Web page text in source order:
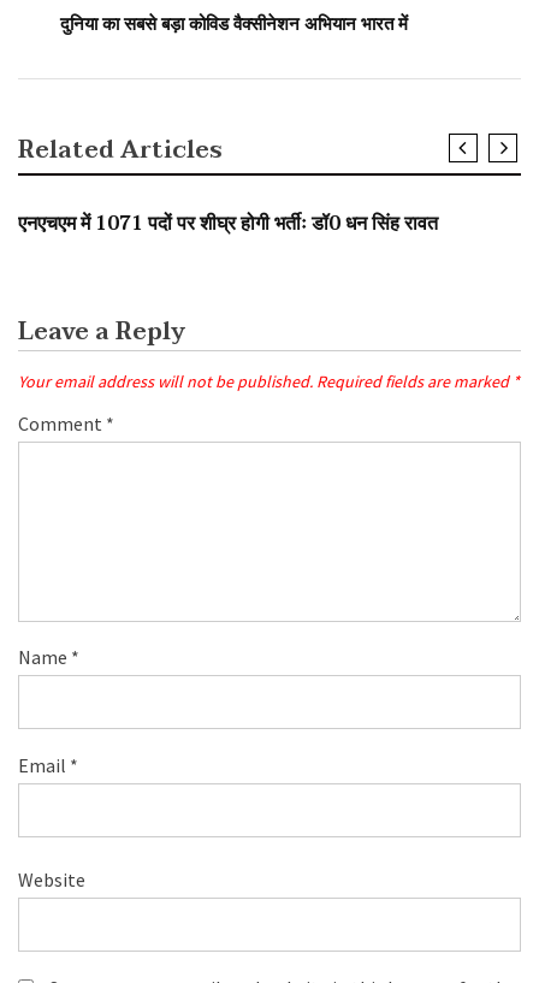
दुनिया का सबसे बड़ा कोविड वैक्सीनेशन अभियान भारत में
Related Articles
एनएचएम में 1071 पदों पर शीघ्र होगी भर्तीः डॉ0 धन सिंह रावत
Leave a Reply
Your email address will not be published. Required fields are marked *
Comment *
Name *
Email *
Website